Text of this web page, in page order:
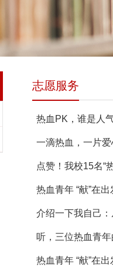
志愿服务
热血PK，谁是人
一滴热血，一片
点赞！我校15名“
热血青年 “献”在
介绍一下我自己：
听，三位热血青
热血青年 “献”在